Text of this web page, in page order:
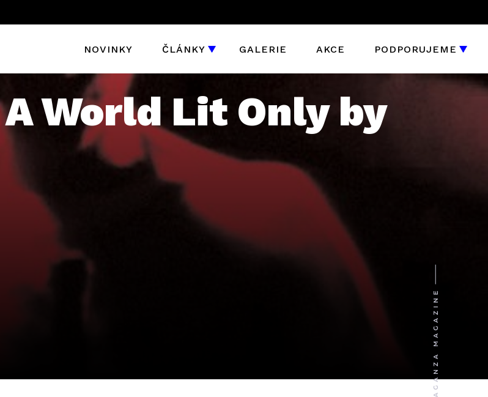
NOVINKY ČLÁNKY GALERIE AKCE PODPORUJEME
A World Lit Only by